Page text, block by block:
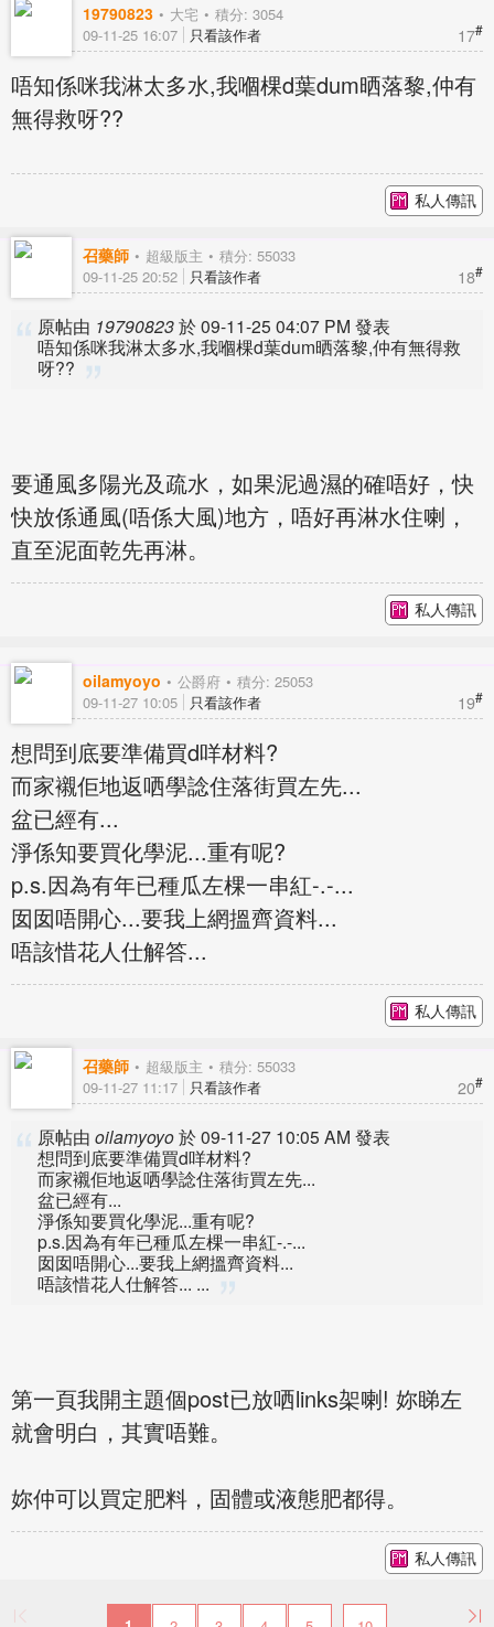
19790823 大宅 積分: 3054
17#
09-11-25 16:07 只看該作者
唔知係咪我淋太多水,我嗰棵d葉dum晒落黎,仲有
無得救呀??
私人傳訊
召藥師 超級版主 積分: 55033
18#
09-11-25 20:52 只看該作者
原帖由 19790823於 09-11-25 04:07 PM 發表
唔知係咪我淋太多水,我嗰棵d葉dum晒落黎,仲有無得救
呀??
要通風多陽光及疏水，如果泥過濕的確唔好，快
快放係通風(唔係大風)地方，唔好再淋水住喇，
直至泥面乾先再淋。
私人傳訊
oilamyoyo 公爵府 積分: 25053
19#
09-11-27 10:05 只看該作者
想問到底要準備買d咩材料?
而家襯佢地返哂學諗住落街買左先...
盆已經有...
淨係知要買化學泥...重有呢?
p.s.因為有年已種瓜左棵一串紅-.-...
囡囡唔開心...要我上網搵齊資料...
唔該惜花人仕解答...
私人傳訊
召藥師 超級版主 積分: 55033
20#
09-11-27 11:17 只看該作者
原帖由 oilamyoyo於 09-11-27 10:05 AM 發表
想問到底要準備買d咩材料?
而家襯佢地返哂學諗住落街買左先...
盆已經有...
淨係知要買化學泥...重有呢?
p.s.因為有年已種瓜左棵一串紅-.-...
囡囡唔開心...要我上網搵齊資料...
唔該惜花人仕解答... ...
第一頁我開主題個post已放哂links架喇! 妳睇左
就會明白，其實唔難。
妳仲可以買定肥料，固體或液態肥都得。
私人傳訊